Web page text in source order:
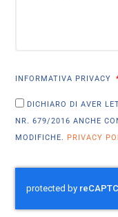
INFORMATIVA PRIVACY
DICHIARO DI AVER
NR. 679/2016 ANCHE
MODIFICHE. PRIVACY